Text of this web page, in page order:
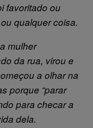
favoritado ou
qualquer coisa.
mulher
da rua, virou e
a olhar na
porque “parar
para checar a
dela.